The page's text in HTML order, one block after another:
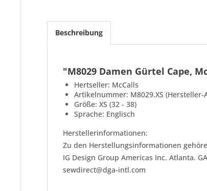
Beschreibung
"M8029 Damen Gürtel Cape,
Hertseller: McCalls
Artikelnummer: M8029.XS
Größe: XS (32 - 38)
Sprache: Englisch
Herstellerinformationen:
Zu den Herstellungsinformationen
IG Design Group Americas Inc. Atlanta.
sewdirect@dga-intl.com